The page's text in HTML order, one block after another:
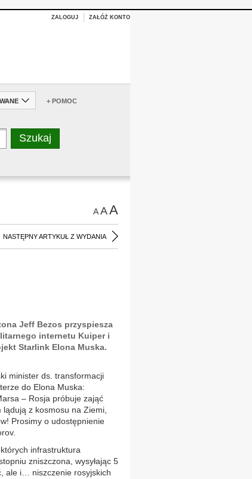
ZALOGUJ ZAŁÓŻ KONTO
+ POMOC
AAA
NASTĘPNY ARTYKUŁ Z WYDANIA
Jeff Bezos przyspiesza
internetu Kuiper i
Starlink Elona Muska.
minister ds. transformacji
do Elona Muska:
– Rosja próbuje zająć
z kosmosu na Ziemi,
Prosimy o udostępnienie
infrastruktura
zniszczona, wysyłając 5
ale i… niszczenie rosyjskich